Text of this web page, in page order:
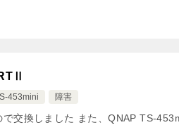
453mini 障害
交換しました また、QNAP TS-